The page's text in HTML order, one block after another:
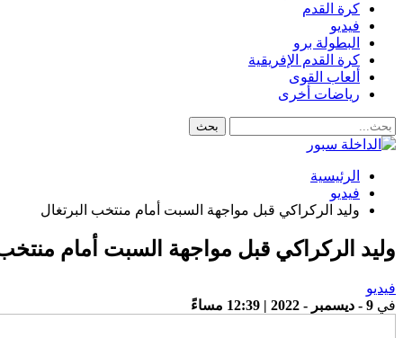
كرة القدم
فيديو
البطولة برو
كرة القدم الإفريقية
ألعاب القوى
رياضات أخرى
الرئيسية
فيديو
وليد الركراكي قبل مواجهة السبت أمام منتخب البرتغال
وليد الركراكي قبل مواجهة السبت أمام منتخب
فيديو
في 9 - ديسمبر - 2022 | 12:39 مساءً